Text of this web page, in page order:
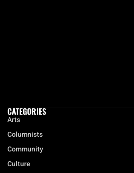
CATEGORIES
Arts
Columnists
Community
Culture